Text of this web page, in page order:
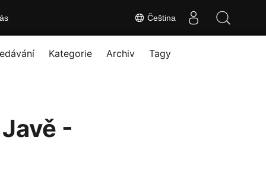
Čeština
Kategorie Archiv Tagy
-